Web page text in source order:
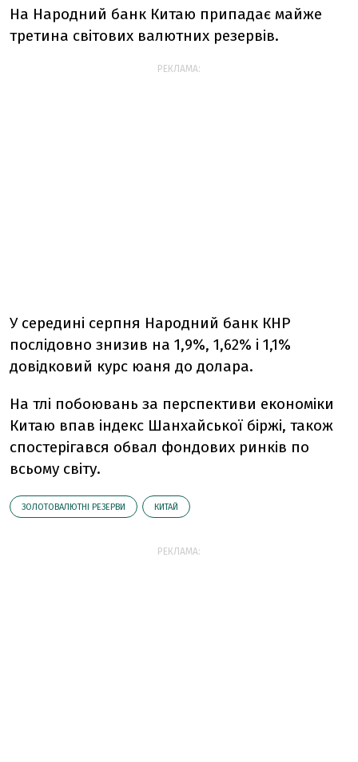
На Народний банк Китаю припадає майже
третина світових валютних резервів.
РЕКЛАМА:
У середині серпня Народний банк КНР
послідовно знизив на 1,9%, 1,62% і 1,1%
довідковий курс юаня до долара.
На тлі побоювань за перспективи економіки
Китаю впав індекс Шанхайської біржі, також
спостерігався обвал фондових ринків по
всьому світу.
ЗОЛОТОВАЛЮТНІ РЕЗЕРВИ КИТАЙ
РЕКЛАМА: